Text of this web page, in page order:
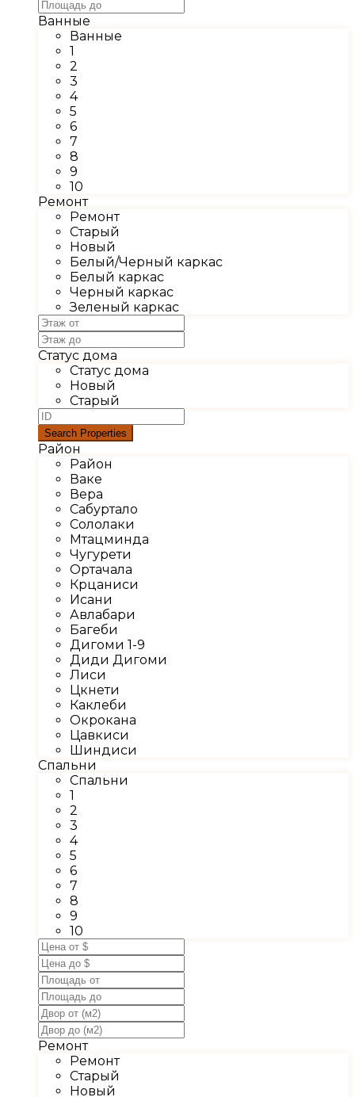
Ванные
Ванные
1
2
3
4
5
6
7
8
9
10
Ремонт
Ремонт
Старый
Новый
Белый/Черный каркас
Белый каркас
Черный каркас
Зеленый каркас
Статус дома
Статус дома
Новый
Старый
Район
Район
Ваке
Вера
Сабуртало
Сололаки
Мтацминда
Чугурети
Ортачала
Крцаниси
Исани
Авлабари
Багеби
Дигоми 1-9
Диди Дигоми
Лиси
Цкнети
Каклеби
Окрокана
Цавкиси
Шиндиси
Спальни
Спальни
1
2
3
4
5
6
7
8
9
10
Ремонт
Ремонт
Старый
Новый